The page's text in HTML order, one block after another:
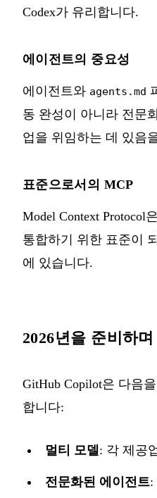
Codex가 유리합니다.
에이전트의 중요성
에이전트와 agents.md
동 완성이 아니라 전문
업을 위임하는 데 있음
표준으로서의 MCP
Model Context Protocol
통합하기 위한 표준이
에 있습니다.
2026년을 준비하며
GitHub Copilot은 다음
합니다:
멀티 모델 : 각 제공
전문화된 에이전트: